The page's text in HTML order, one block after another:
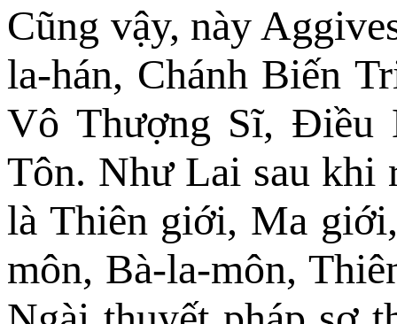
Cũng vậy, này
la-hán, Chánh Biến
Vô Thượng Sĩ, Ðiều
Tôn. Như Lai sau khi
là Thiên giới, Ma
môn, Bà-la-môn,